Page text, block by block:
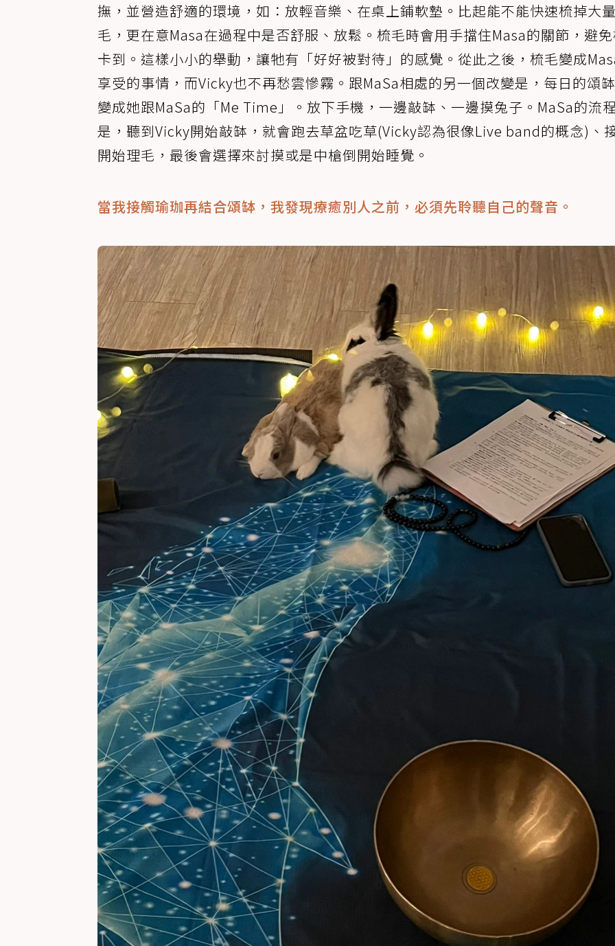
撫，並營造舒適的環境，如：放輕音樂、在桌上鋪軟墊。比起能不能快速梳掉大
毛，更在意Masa在過程中是否舒服、放鬆。梳毛時會用手擋住Masa的關節，避
卡到。這樣小小的舉動，讓牠有「好好被對待」的感覺。從此之後，梳毛變成
享受的事情，而Vicky也不再愁雲慘霧。跟MaSa相處的另一個改變是，每日的頌
變成她跟MaSa的「Me Time」。放下手機，一邊敲缽、一邊摸兔子。MaSa的流
是，聽到Vicky開始敲缽，就會跑去草盆吃草(Vicky認為很像Live band的概念)、
開始理毛，最後會選擇來討摸或是中槍倒開始睡覺。
當我接觸瑜珈再結合頌缽，我發現療癒別人之前，必須先聆聽自己的聲音。